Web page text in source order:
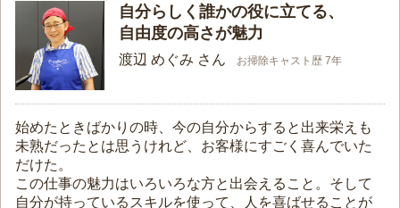
自分らしく誰かの役に立てる、
自由度の高さが魅力
渡辺 めぐみ さん お掃除キャスト歴 7年
始めたときばかりの時、今の自分からすると出来栄えも
未熟だったとは思うけれど、お客様にすごく喜んでいた
だけた。
この仕事の魅力はいろいろな方と出会えること。そして
自分が持っているスキルを使って、人を喜ばせることが